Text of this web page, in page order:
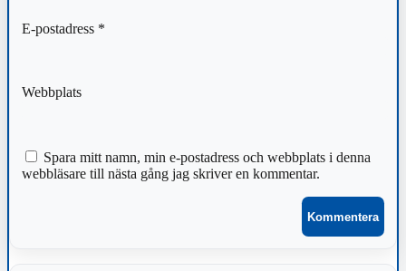
E-postadress *
Webbplats
Spara mitt namn, min e-postadress och webbplats i denna
webbläsare till nästa gång jag skriver en kommentar.